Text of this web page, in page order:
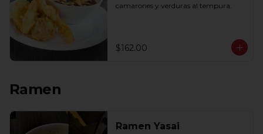
camarones y verduras al tempura.
$162.00
Ramen
Ramen Yasai